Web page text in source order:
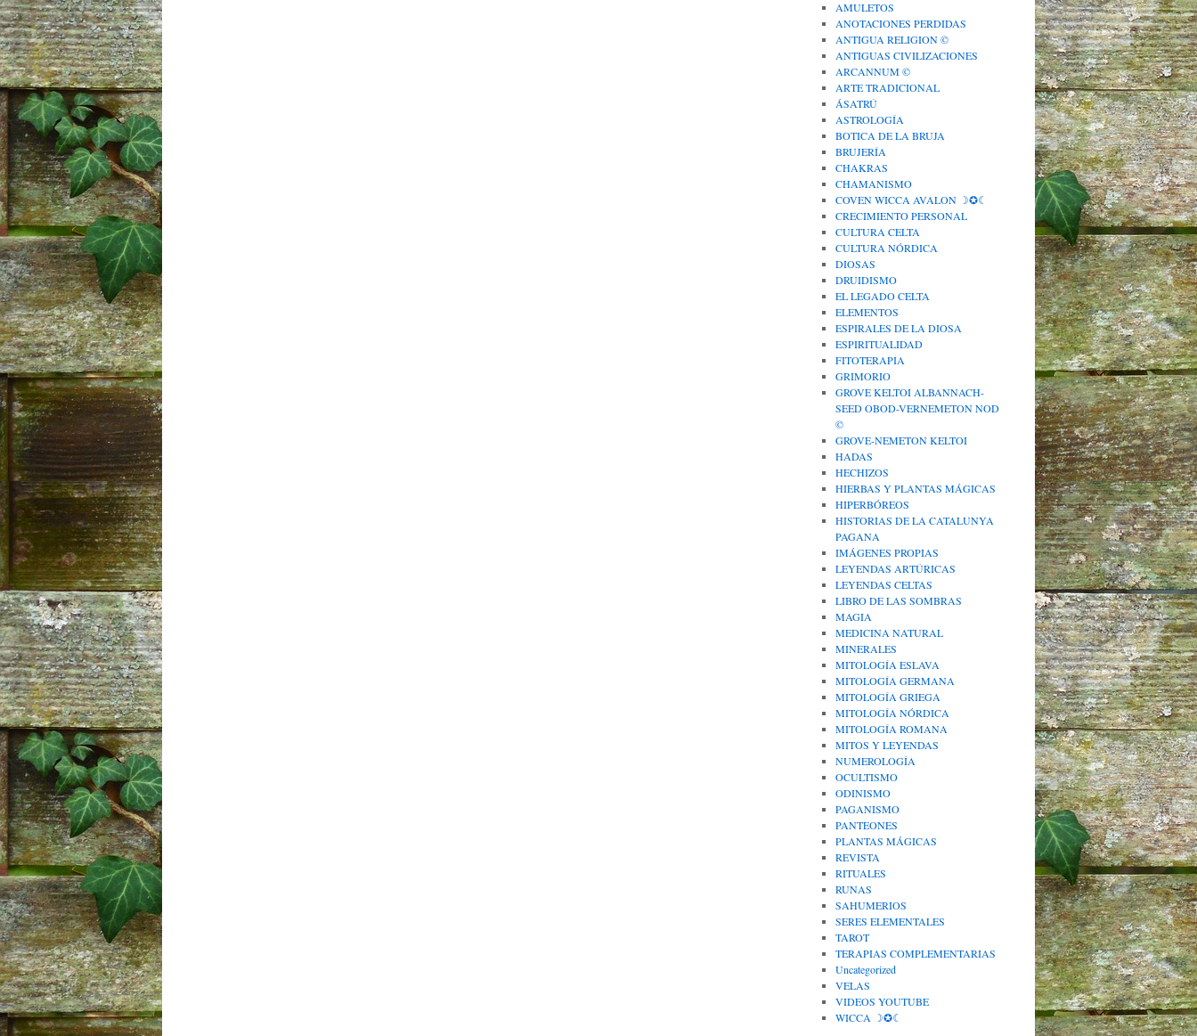
AMULETOS
ANOTACIONES PERDIDAS
ANTIGUA RELIGION ©
ANTIGUAS CIVILIZACIONES
ARCANNUM ©
ARTE TRADICIONAL
ÁSATRÚ
ASTROLOGÍA
BOTICA DE LA BRUJA
BRUJERÍA
CHAKRAS
CHAMANISMO
COVEN WICCA AVALON ☽✪☾
CRECIMIENTO PERSONAL
CULTURA CELTA
CULTURA NÓRDICA
DIOSAS
DRUIDISMO
EL LEGADO CELTA
ELEMENTOS
ESPIRALES DE LA DIOSA
ESPIRITUALIDAD
FITOTERAPIA
GRIMORIO
GROVE KELTOI ALBANNACH-
SEED OBOD-VERNEMETON NOD
©
GROVE-NEMETON KELTOI
HADAS
HECHIZOS
HIERBAS Y PLANTAS MÁGICAS
HIPERBÓREOS
HISTORIAS DE LA CATALUNYA
PAGANA
IMÁGENES PROPIAS
LEYENDAS ARTÚRICAS
LEYENDAS CELTAS
LIBRO DE LAS SOMBRAS
MAGIA
MEDICINA NATURAL
MINERALES
MITOLOGÍA ESLAVA
MITOLOGÍA GERMANA
MITOLOGÍA GRIEGA
MITOLOGÍA NÓRDICA
MITOLOGÍA ROMANA
MITOS Y LEYENDAS
NUMEROLOGÍA
OCULTISMO
ODINISMO
PAGANISMO
PANTEONES
PLANTAS MÁGICAS
REVISTA
RITUALES
RUNAS
SAHUMERIOS
SERES ELEMENTALES
TAROT
TERAPIAS COMPLEMENTARIAS
Uncategorized
VELAS
VIDEOS YOUTUBE
WICCA ☽✪☾